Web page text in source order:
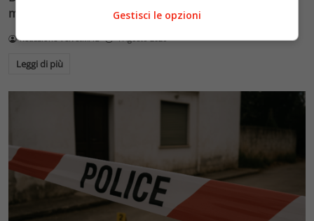
mantenimento a 10.900 euro
Redazione VelvetMAG 4 Agosto 2026
Leggi di più
Gestisci le opzioni